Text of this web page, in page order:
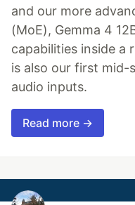
and our more
(MoE), Gemma 4
capabilities inside a
is also our first mid-
audio inputs.
Read more →